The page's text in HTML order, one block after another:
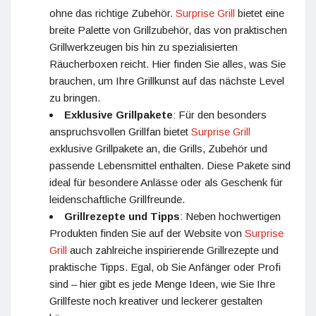
ohne das richtige Zubehör. Surprise Grill bietet eine
breite Palette von Grillzubehör, das von praktischen
Grillwerkzeugen bis hin zu spezialisierten
Räucherboxen reicht. Hier finden Sie alles, was Sie
brauchen, um Ihre Grillkunst auf das nächste Level
zu bringen.
Exklusive Grillpakete: Für den besonders
anspruchsvollen Grillfan bietet Surprise Grill
exklusive Grillpakete an, die Grills, Zubehör und
passende Lebensmittel enthalten. Diese Pakete sind
ideal für besondere Anlässe oder als Geschenk für
leidenschaftliche Grillfreunde.
Grillrezepte und Tipps: Neben hochwertigen
Produkten finden Sie auf der Website von Surprise
Grill auch zahlreiche inspirierende Grillrezepte und
praktische Tipps. Egal, ob Sie Anfänger oder Profi
sind – hier gibt es jede Menge Ideen, wie Sie Ihre
Grillfeste noch kreativer und leckerer gestalten